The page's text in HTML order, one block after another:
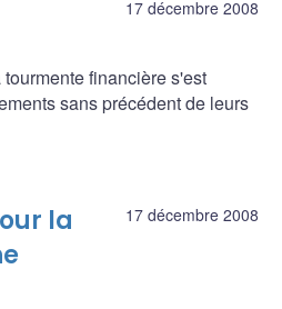
17 décembre 2008
financière s'est
sans précédent de leurs
17 décembre 2008
la